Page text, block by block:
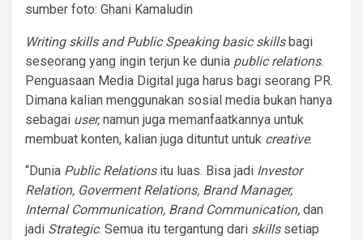
sumber foto: Ghani Kamaludin
Writing skills and Public Speaking basic skillsbagi
seseorang yang ingin terjun ke dunia public relations.
Penguasaan Media Digital juga harus bagi seorang PR.
Dimana kalian menggunakan sosial media bukan hanya
sebagai user,namun juga memanfaatkannya untuk
membuat konten, kalian juga dituntut untuk creative.
“Dunia Public Relationsitu luas. Bisa jadi Investor
Relation, Goverment Relations, Brand Manager,
Internal Communication, Brand Communication, dan
jadi Strategic. Semua itu tergantung dari skillssetiap